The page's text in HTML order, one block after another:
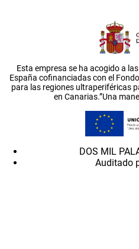
Esta empresa se ha acogido a
España cofinanciadas con el
para las regiones ultraperiféricas
en Canarias.”Una
DOS MIL
Auditado